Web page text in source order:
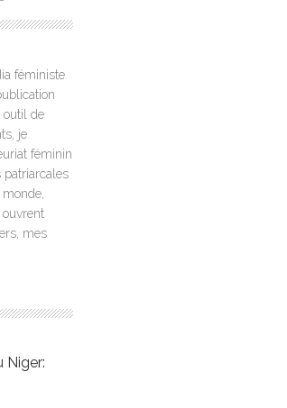
féministe
outil de
je
féminin
patriarcales
mes
Niger: